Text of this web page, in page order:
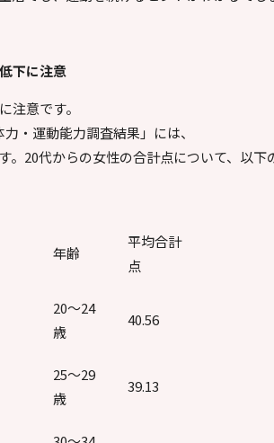
下に注意
注意です。
・運動能力調査結果」には、
。20代からの女性の合計点について、以下
年齢
平均合計
点
20～24
歳
40.56
25～29
歳
39.13